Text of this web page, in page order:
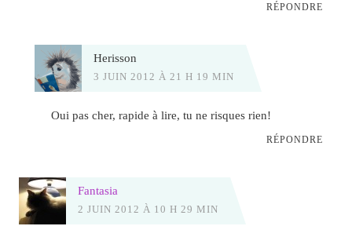
RÉPONDRE
Herisson
3 JUIN 2012 À 21 H 19 MIN
Oui pas cher, rapide à lire, tu ne risques rien!
RÉPONDRE
Fantasia
2 JUIN 2012 À 10 H 29 MIN